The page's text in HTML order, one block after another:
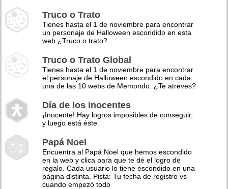
Truco o Trato
Tienes hasta el 1 de noviembre para encontrar
un personaje de Halloween escondido en esta
web ¿Truco o trato?
Truco o Trato Global
Tienes hasta el 1 de noviembre para encontrar
el personaje de Halloween escondido en cada
una de las 10 webs de Memondo. ¿Te atreves?
Día de los inocentes
¡Inocente! Hay logros imposibles de conseguir,
y luego está éste
Papá Noel
Encuentra al Papá Noel que hemos escondido
en la web y clica para que te dé el logro de
regalo. Cada usuario lo tiene escondido en una
página distinta. Pista: Tu fecha de registro vs
cuando empezó todo